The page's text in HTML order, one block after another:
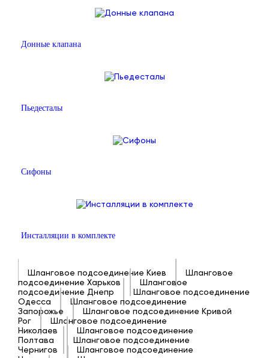
Донные клапана
Пьедесталы
Сифоны
Инсталляции в комплекте
Шланговое подсоединение Киев
Шланговое
подсоединение Харьков
Шланговое
подсоединение Днепр
Шланговое подсоединение
Одесса
Шланговое подсоединение
Запорожье
Шланговое подсоединение Кривой
Рог
Шланговое подсоединение
Николаев
Шланговое подсоединение
Полтава
Шланговое подсоединение
Чернигов
Шланговое подсоединение